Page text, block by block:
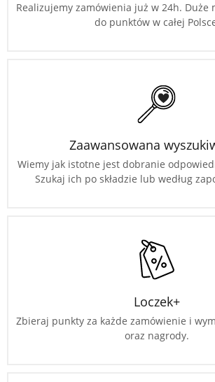
Realizujemy zamówienia już w 24h. Duże
do punktów w całej
Zaawansowana
Wiemy jak istotne jest dobranie
Szukaj ich po składzie lub według
Loczek+
Zbieraj punkty za każde zamówienie i
oraz nagrody.